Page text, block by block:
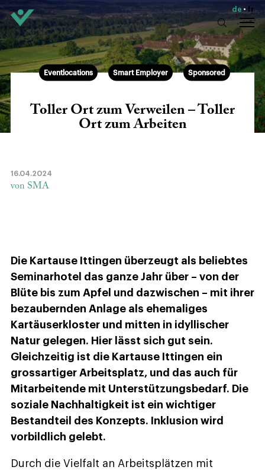
de fr
Eventlocations Smart Employer Sponsored
Toller Ort zum Verweilen – Toller
Ort zum Arbeiten
16.04.2024
von SMA
Die Kartause Ittingen überzeugt als beliebtes
Seminarhotel das ganze Jahr über – von der
Blüte bis zum Apfel und dazwischen – mit ihrer
bezaubernden Anlage als ehemaliges
Kartäuserkloster und mitten in idyllischer
Natur gelegen. Hier lässt sich gut sein.
Gleichzeitig ist die Kartause Ittingen ein
grossartiger Arbeitsplatz, und das auch für
Mitarbeitende mit Unterstützungsbedarf. Die
soziale Nachhaltigkeit ist ein wichtiger
Bestandteil des Konzepts. Inklusion wird
vorbildlich gelebt.
Durch die Vielfalt an Arbeitsplätzen mit